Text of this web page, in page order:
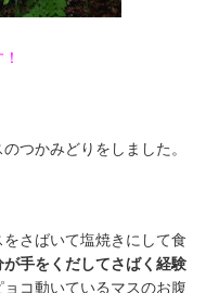
つかみどりをしました。
さばいて塩焼きにして食
手をくだしてさばく経験
コ動いているマスのお腹